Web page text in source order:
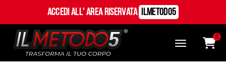
Accedi all' Area Riservata ILMetodo5
0